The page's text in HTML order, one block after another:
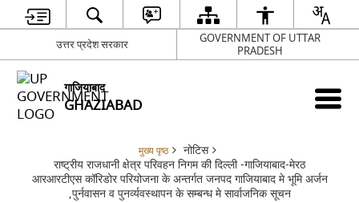
उत्तर प्रदेश सरकार
GOVERNMENT OF UTTAR
PRADESH
गाजियाबाद
GHAZIABAD
मुख्य पृष्ठ
नोटिस
राष्ट्रीय राजधानी क्षेत्र परिवहन निगम की दिल्ली -गाजियाबाद-मेरठ
आरआरटीएस कॉरिडोर परियोजना के अन्तर्गत जनपद गाजियाबाद मे भूमि अर्जन
,पुर्नवासन व पुनर्व्यवस्थापन के सम्बन्ध मे सार्वाजनिक सूचन